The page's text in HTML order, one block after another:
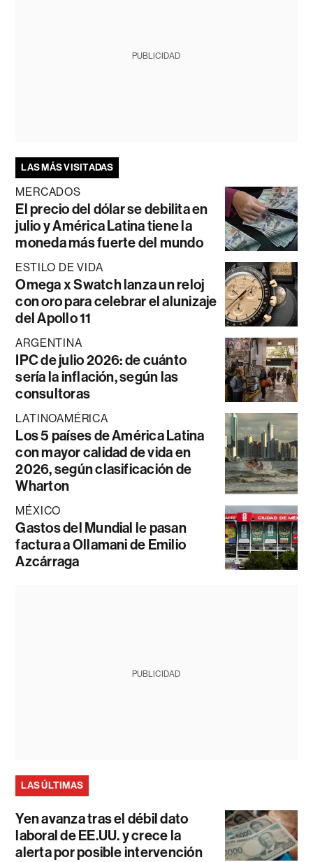
PUBLICIDAD
LAS MÁS VISITADAS
MERCADOS
El precio del dólar se debilita en
julio y América Latina tiene la
moneda más fuerte del mundo
ESTILO DE VIDA
Omega x Swatch lanza un reloj
con oro para celebrar el alunizaje
del Apollo 11
ARGENTINA
IPC de julio 2026: de cuánto
sería la inflación, según las
consultoras
LATINOAMÉRICA
Los 5 países de América Latina
con mayor calidad de vida en
2026, según clasificación de
Wharton
MÉXICO
Gastos del Mundial le pasan
factura a Ollamani de Emilio
Azcárraga
PUBLICIDAD
LAS ÚLTIMAS
Yen avanza tras el débil dato
laboral de EE.UU. y crece la
alerta por posible intervención